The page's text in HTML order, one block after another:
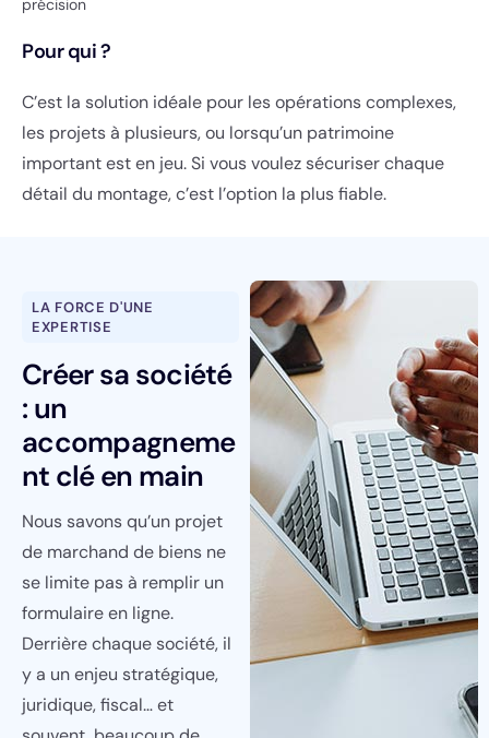
précision
Pour qui ?
C’est la solution idéale pour les opérations complexes,
les projets à plusieurs, ou lorsqu’un patrimoine
important est en jeu. Si vous voulez sécuriser chaque
détail du montage, c’est l’option la plus fiable.
LA FORCE D'UNE
EXPERTISE
Créer sa société
: un
accompagneme
nt clé en main
Nous savons qu’un projet
de marchand de biens ne
se limite pas à remplir un
formulaire en ligne.
Derrière chaque société, il
y a un enjeu stratégique,
juridique, fiscal… et